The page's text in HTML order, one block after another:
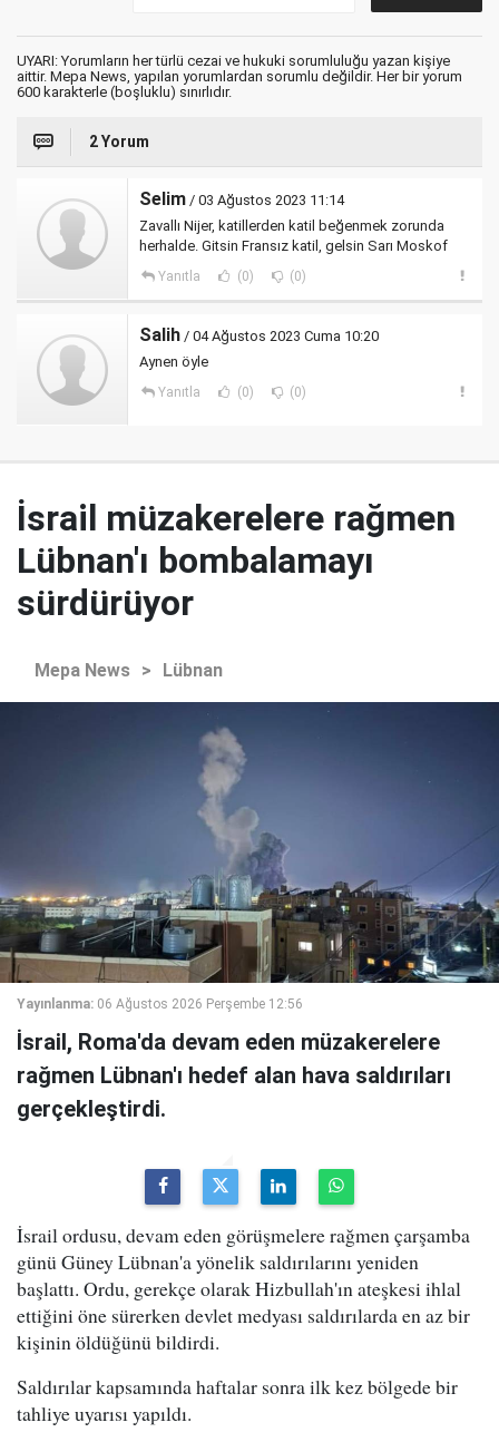
UYARI: Yorumların her türlü cezai ve hukuki sorumluluğu yazan kişiye
aittir. Mepa News, yapılan yorumlardan sorumlu değildir. Her bir yorum
600 karakterle (boşluklu) sınırlıdır.
2 Yorum
Selim / 03 Ağustos 2023 11:14
Zavallı Nijer, katillerden katil beğenmek zorunda
herhalde. Gitsin Fransız katil, gelsin Sarı Moskof
Yanıtla (0) (0)
Salih / 04 Ağustos 2023 Cuma 10:20
Aynen öyle
Yanıtla (0) (0)
İsrail müzakerelere rağmen
Lübnan'ı bombalamayı
sürdürüyor
Mepa News > Lübnan
Yayınlanma: 06 Ağustos 2026 Perşembe 12:56
İsrail, Roma'da devam eden müzakerelere
rağmen Lübnan'ı hedef alan hava saldırıları
gerçekleştirdi.
İsrail ordusu, devam eden görüşmelere rağmen çarşamba
günü Güney Lübnan'a yönelik saldırılarını yeniden
başlattı. Ordu, gerekçe olarak Hizbullah'ın ateşkesi ihlal
ettiğini öne sürerken devlet medyası saldırılarda en az bir
kişinin öldüğünü bildirdi.
Saldırılar kapsamında haftalar sonra ilk kez bölgede bir
tahliye uyarısı yapıldı.